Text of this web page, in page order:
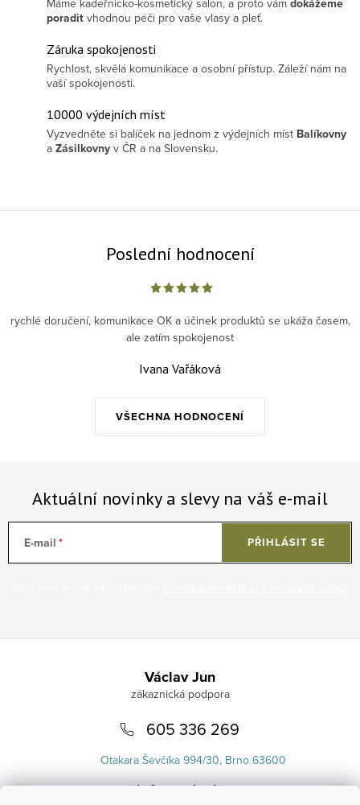
Máme kadeřnicko-kosmetický salon, a proto vám dokážeme
poradit vhodnou péči pro vaše vlasy a pleť.
Záruka spokojenosti
Rychlost, skvělá komunikace a osobní přístup. Záleží nám na
vaší spokojenosti.
10000 výdejních míst
Vyzvedněte si balíček na jednom z výdejních míst Balíkovny
a Zásilkovny v ČR a na Slovensku.
Poslední hodnocení
VŠECHNA HODNOCENÍ
rychlé doručení, komunikace OK a účinek produktů se ukáža časem,
ale zatím spokojenost
Ivana Vařáková
Aktuální novinky a slevy na váš e-mail
E-mail PŘIHLÁSIT SE
Václav Jun
605 336 269
Otakara Ševčíka 994/30, Brno 63600
info@uvlasku.cz